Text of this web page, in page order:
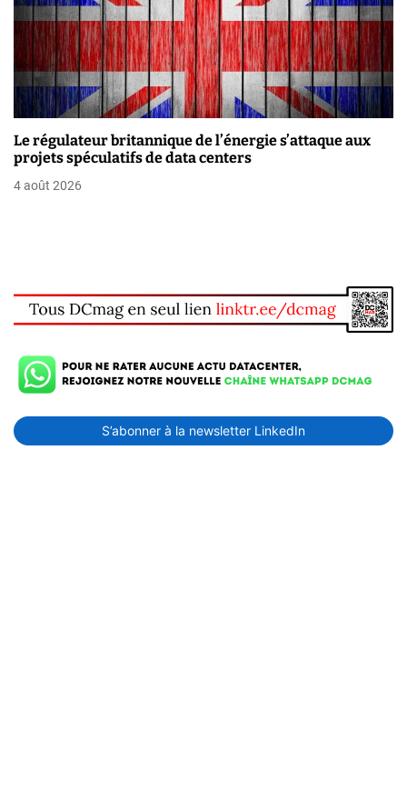
e
Le régulateur britannique de l’énergie s’attaque aux
projets spéculatifs de data centers
4 août 2026
S’abonner à la newsletter LinkedIn